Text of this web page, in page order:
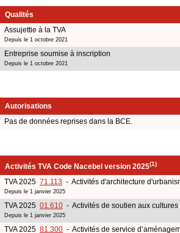
Qualités
Assujettie à la TVA
Depuis le 1 octobre 2021
Entreprise soumise à inscription
Depuis le 1 octobre 2021
Autorisations
Pas de données reprises dans la BCE.
Activités TVA Code Nacebel version 2025(1)
TVA 2025 71.113 - Activités d'architecture
Depuis le 1 janvier 2025
TVA 2025 01.610 - Activités de soutien aux cultures
Depuis le 1 janvier 2025
TVA 2025 81.300 - Activités de service